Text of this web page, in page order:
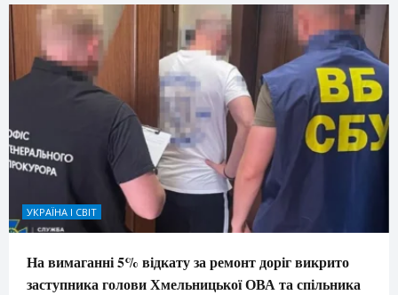
УКРАЇНА І СВІТ
На вимаганні 5% відкату за ремонт доріг викрито
заступника голови Хмельницької ОВА та спільника